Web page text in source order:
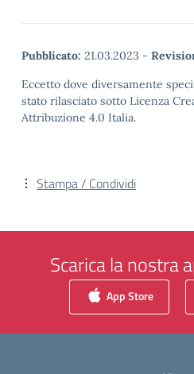
Pubblicato: 21.03.2023 -
Eccetto dove diversamente
stato rilasciato sotto Licenza
Attribuzione 4.0 Italia.
Stampa / Condividi
Scarica la nostra
App Store